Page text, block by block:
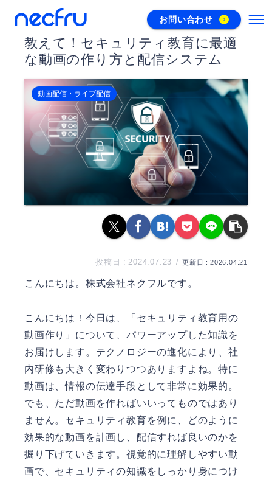
お問い合わせ
教えて！セキュリティ教育に最適
な動画の作り方と配信システム
動画配信・ライブ配信
2024.07.23 2026.04.21
こんにちは。 株式会社ネクフルです。
こんにちは！今日は、「セキュリティ教育用の
動画作り」について、パワーアップした知識を
お届けします。テクノロジーの進化により、社
内研修も大きく変わりつつありますよね。特に
動画は、情報の伝達手段として非常に効果的。
でも、ただ動画を作ればいいってものではあり
ません。セキュリティ教育を例に、どのように
効果的な動画を計画し、配信すれば良いのかを
掘り下げていきます。視覚的に理解しやすい動
画で、セキュリティの知識をしっかり身につけ